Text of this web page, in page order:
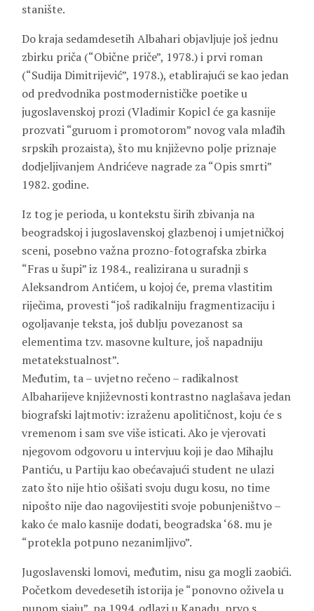
stanište.
Do kraja sedamdesetih Albahari objavljuje još jednu
zbirku priča (“Obične priče”, 1978.) i prvi roman
(“Sudija Dimitrijević”, 1978.), etablirajući se kao jedan
od predvodnika postmodernističke poetike u
jugoslavenskoj prozi (Vladimir Kopicl će ga kasnije
prozvati “guruom i promotorom” novog vala mlađih
srpskih prozaista), što mu književno polje priznaje
dodjeljivanjem Andrićeve nagrade za “Opis smrti”
1982. godine.
Iz tog je perioda, u kontekstu širih zbivanja na
beogradskoj i jugoslavenskoj glazbenoj i umjetničkoj
sceni, posebno važna prozno-fotografska zbirka
“Fras u šupi” iz 1984., realizirana u suradnji s
Aleksandrom Antićem, u kojoj će, prema vlastitim
riječima, provesti “još radikalniju fragmentizaciju i
ogoljavanje teksta, još dublju povezanost sa
elementima tzv. masovne kulture, još napadniju
metatekstualnost”.
Međutim, ta – uvjetno rečeno – radikalnost
Albaharijeve književnosti kontrastno naglašava jedan
biografski lajtmotiv: izraženu apolitičnost, koju će s
vremenom i sam sve više isticati. Ako je vjerovati
njegovom odgovoru u intervjuu koji je dao Mihajlu
Pantiću, u Partiju kao obećavajući student ne ulazi
zato što nije htio ošišati svoju dugu kosu, no time
nipošto nije dao nagovijestiti svoje pobunjeništvo –
kako će malo kasnije dodati, beogradska ‘68. mu je
“protekla potpuno nezanimljivo”.
Jugoslavenski lomovi, međutim, nisu ga mogli zaobići.
Početkom devedesetih istorija je “ponovno oživela u